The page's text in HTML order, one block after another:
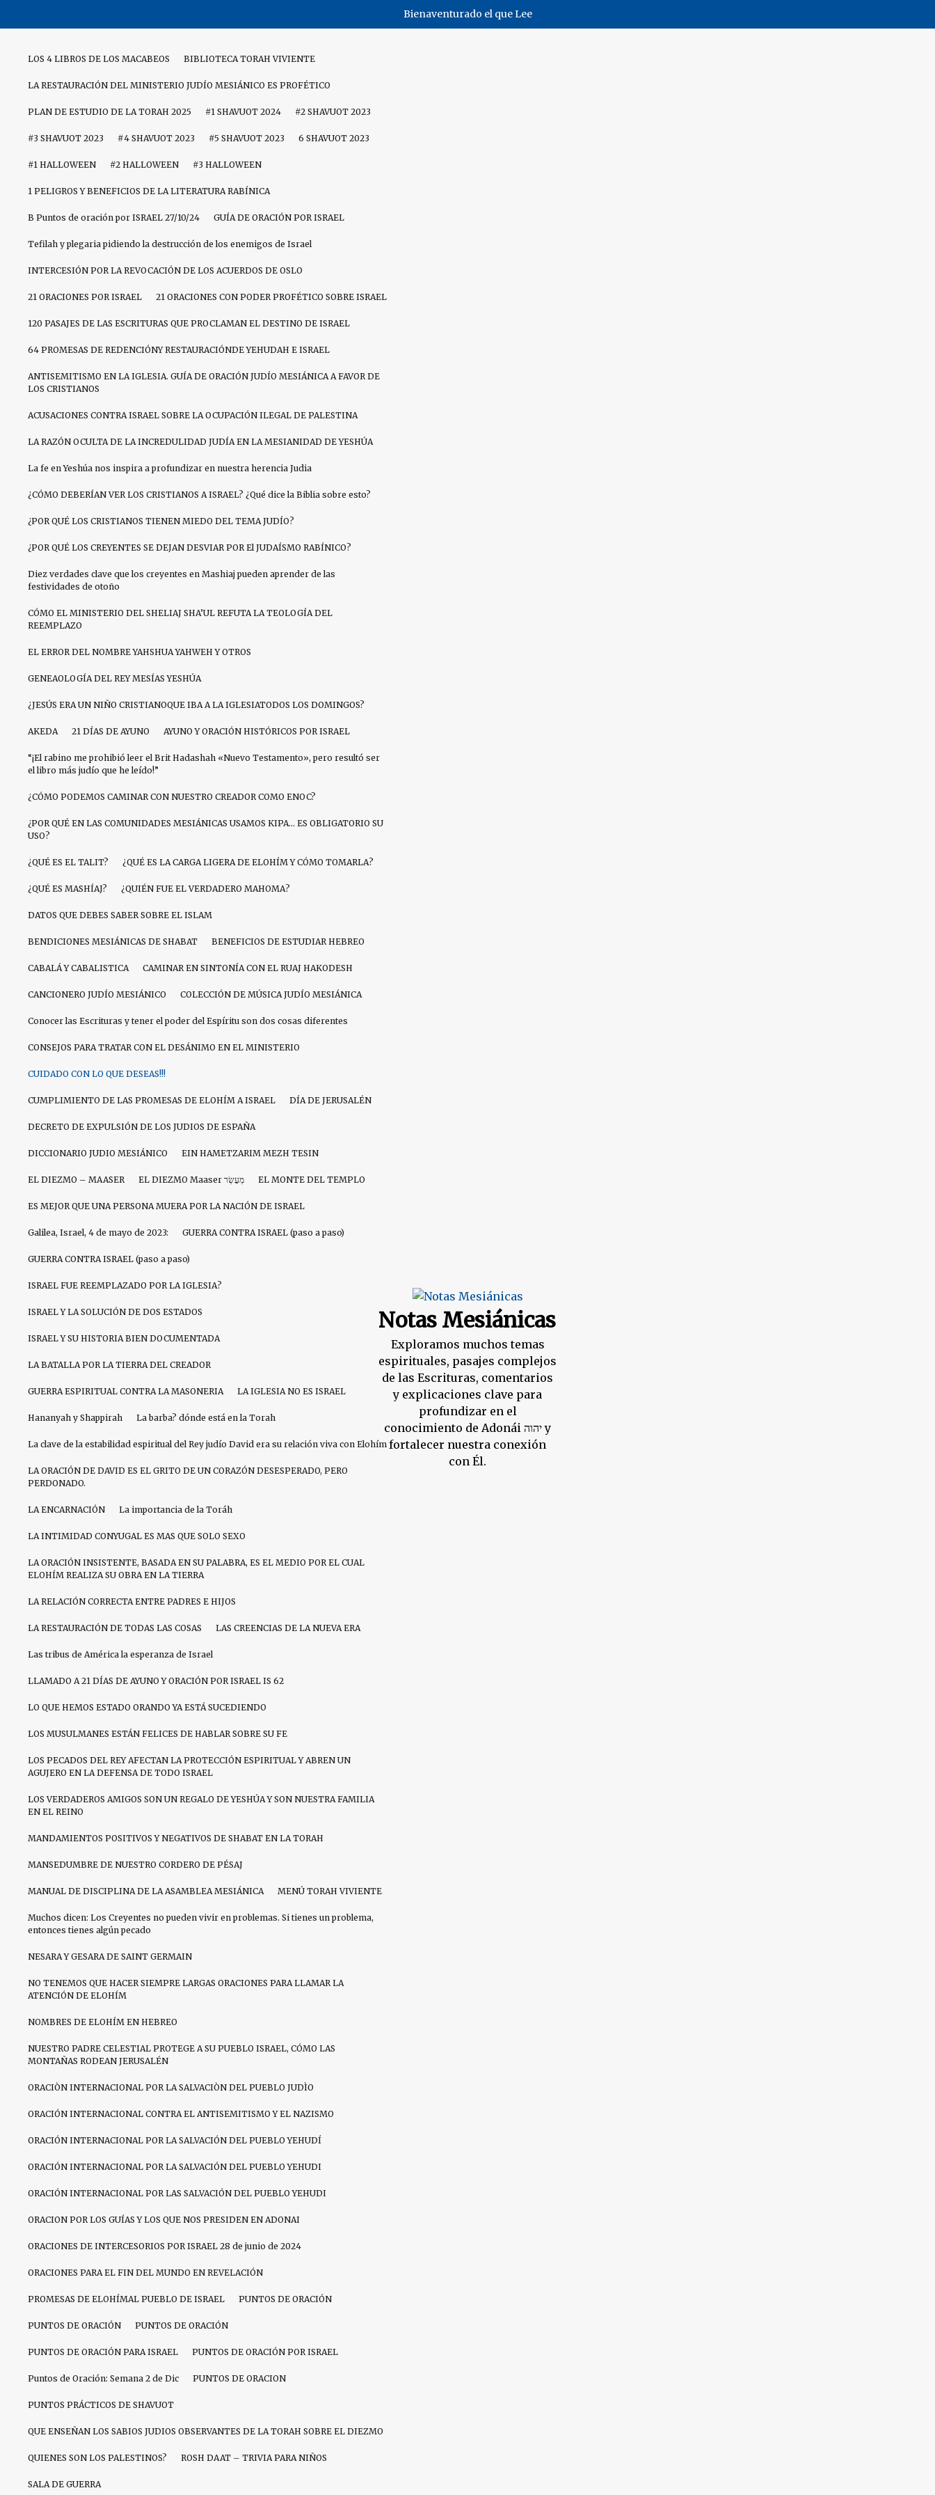
Bienaventurado el que Lee
LOS 4 LIBROS DE LOS MACABEOS BIBLIOTECA TORAH VIVIENTE
LA RESTAURACIÓN DEL MINISTERIO JUDÍO MESIÁNICO ES PROFÉTICO
PLAN DE ESTUDIO DE LA TORAH 2025 #1 SHAVUOT 2024 #2 SHAVUOT 2023
#3 SHAVUOT 2023 #4 SHAVUOT 2023 #5 SHAVUOT 2023 6 SHAVUOT 2023
#1 HALLOWEEN #2 HALLOWEEN #3 HALLOWEEN
1 PELIGROS Y BENEFICIOS DE LA LITERATURA RABÍNICA
B Puntos de oración por ISRAEL 27/10/24 GUÍA DE ORACIÓN POR ISRAEL
Tefilah y plegaria pidiendo la destrucción de los enemigos de Israel
INTERCESIÓN POR LA REVOCACIÓN DE LOS ACUERDOS DE OSLO
21 ORACIONES POR ISRAEL 21 ORACIONES CON PODER PROFÉTICO SOBRE ISRAEL
120 PASAJES DE LAS ESCRITURAS QUE PROCLAMAN EL DESTINO DE ISRAEL
64 PROMESAS DE REDENCIÓNY RESTAURACIÓNDE YEHUDAH E ISRAEL
ANTISEMITISMO EN LA IGLESIA. GUÍA DE ORACIÓN JUDÍO MESIÁNICA A FAVOR DE
LOS CRISTIANOS
ACUSACIONES CONTRA ISRAEL SOBRE LA OCUPACIÓN ILEGAL DE PALESTINA
LA RAZÓN OCULTA DE LA INCREDULIDAD JUDÍA EN LA MESIANIDAD DE YESHÚA
La fe en Yeshúa nos inspira a profundizar en nuestra herencia Judia
¿CÓMO DEBERÍAN VER LOS CRISTIANOS A ISRAEL? ¿Qué dice la Biblia sobre esto?
¿POR QUÉ LOS CRISTIANOS TIENEN MIEDO DEL TEMA JUDÍO?
¿POR QUÉ LOS CREYENTES SE DEJAN DESVIAR POR El JUDAÍSMO RABÍNICO?
Diez verdades clave que los creyentes en Mashiaj pueden aprender de las
festividades de otoño
CÓMO EL MINISTERIO DEL SHELIAJ SHA’UL REFUTA LA TEOLOGÍA DEL
REEMPLAZO
EL ERROR DEL NOMBRE YAHSHUA YAHWEH Y OTROS
GENEAOLOGÍA DEL REY MESÍAS YESHÚA
¿JESÚS ERA UN NIÑO CRISTIANOQUE IBA A LA IGLESIATODOS LOS DOMINGOS?
AKEDA 21 DÍAS DE AYUNO AYUNO Y ORACIÓN HISTÓRICOS POR ISRAEL
“¡El rabino me prohibió leer el Brit Hadashah «Nuevo Testamento», pero resultó ser
el libro más judío que he leído!”
¿CÓMO PODEMOS CAMINAR CON NUESTRO CREADOR COMO ENOC?
¿POR QUÉ EN LAS COMUNIDADES MESIÁNICAS USAMOS KIPA… ES OBLIGATORIO SU
USO?
¿QUÉ ES EL TALIT? ¿QUÉ ES LA CARGA LIGERA DE ELOHÍM Y CÓMO TOMARLA?
¿QUÉ ES MASHÍAJ? ¿QUIÉN FUE EL VERDADERO MAHOMA?
DATOS QUE DEBES SABER SOBRE EL ISLAM
BENDICIONES MESIÁNICAS DE SHABAT BENEFICIOS DE ESTUDIAR HEBREO
CABALÁ Y CABALISTICA CAMINAR EN SINTONÍA CON EL RUAJ HAKODESH
CANCIONERO JUDÍO MESIÁNICO COLECCIÓN DE MÚSICA JUDÍO MESIÁNICA
Conocer las Escrituras y tener el poder del Espíritu son dos cosas diferentes
CONSEJOS PARA TRATAR CON EL DESÁNIMO EN EL MINISTERIO
CUIDADO CON LO QUE DESEAS!!!
CUMPLIMIENTO DE LAS PROMESAS DE ELOHÍM A ISRAEL DÍA DE JERUSALÉN
DECRETO DE EXPULSIÓN DE LOS JUDIOS DE ESPAÑA
DICCIONARIO JUDIO MESIÁNICO EIN HAMETZARIM MEZH TESIN
EL DIEZMO – MAASER EL DIEZMO Maaser מַעֲשֵׂר EL MONTE DEL TEMPLO
ES MEJOR QUE UNA PERSONA MUERA POR LA NACIÓN DE ISRAEL
Galilea, Israel, 4 de mayo de 2023: GUERRA CONTRA ISRAEL (paso a paso)
GUERRA CONTRA ISRAEL (paso a paso)
ISRAEL FUE REEMPLAZADO POR LA IGLESIA?
ISRAEL Y LA SOLUCIÓN DE DOS ESTADOS
ISRAEL Y SU HISTORIA BIEN DOCUMENTADA
LA BATALLA POR LA TIERRA DEL CREADOR
GUERRA ESPIRITUAL CONTRA LA MASONERIA LA IGLESIA NO ES ISRAEL
Hananyah y Shappirah La barba? dónde está en la Torah
La clave de la estabilidad espiritual del Rey judío David era su relación viva con Elohím
LA ORACIÓN DE DAVID ES EL GRITO DE UN CORAZÓN DESESPERADO, PERO
PERDONADO.
LA ENCARNACIÓN La importancia de la Toráh
LA INTIMIDAD CONYUGAL ES MAS QUE SOLO SEXO
LA ORACIÓN INSISTENTE, BASADA EN SU PALABRA, ES EL MEDIO POR EL CUAL
ELOHÍM REALIZA SU OBRA EN LA TIERRA
LA RELACIÓN CORRECTA ENTRE PADRES E HIJOS
LA RESTAURACIÓN DE TODAS LAS COSAS LAS CREENCIAS DE LA NUEVA ERA
Las tribus de América la esperanza de Israel
LLAMADO A 21 DÍAS DE AYUNO Y ORACIÓN POR ISRAEL IS 62
LO QUE HEMOS ESTADO ORANDO YA ESTÁ SUCEDIENDO
LOS MUSULMANES ESTÁN FELICES DE HABLAR SOBRE SU FE
LOS PECADOS DEL REY AFECTAN LA PROTECCIÓN ESPIRITUAL Y ABREN UN
AGUJERO EN LA DEFENSA DE TODO ISRAEL
LOS VERDADEROS AMIGOS SON UN REGALO DE YESHÚA Y SON NUESTRA FAMILIA
EN EL REINO
MANDAMIENTOS POSITIVOS Y NEGATIVOS DE SHABAT EN LA TORAH
MANSEDUMBRE DE NUESTRO CORDERO DE PÉSAJ
MANUAL DE DISCIPLINA DE LA ASAMBLEA MESIÁNICA MENÚ TORAH VIVIENTE
Muchos dicen: Los Creyentes no pueden vivir en problemas. Si tienes un problema,
entonces tienes algún pecado
NESARA Y GESARA DE SAINT GERMAIN
NO TENEMOS QUE HACER SIEMPRE LARGAS ORACIONES PARA LLAMAR LA
ATENCIÓN DE ELOHÍM
NOMBRES DE ELOHÍM EN HEBREO
NUESTRO PADRE CELESTIAL PROTEGE A SU PUEBLO ISRAEL, CÓMO LAS
MONTAÑAS RODEAN JERUSALÉN
ORACIÒN INTERNACIONAL POR LA SALVACIÒN DEL PUEBLO JUDÌO
ORACIÓN INTERNACIONAL CONTRA EL ANTISEMITISMO Y EL NAZISMO
ORACIÓN INTERNACIONAL POR LA SALVACIÓN DEL PUEBLO YEHUDÍ
ORACIÓN INTERNACIONAL POR LA SALVACIÓN DEL PUEBLO YEHUDI
ORACIÓN INTERNACIONAL POR LAS SALVACIÓN DEL PUEBLO YEHUDI
ORACION POR LOS GUÍAS Y LOS QUE NOS PRESIDEN EN ADONAI
ORACIONES DE INTERCESORIOS POR ISRAEL 28 de junio de 2024
ORACIONES PARA EL FIN DEL MUNDO EN REVELACIÓN
PROMESAS DE ELOHÍMAL PUEBLO DE ISRAEL PUNTOS DE ORACIÓN
PUNTOS DE ORACIÓN PUNTOS DE ORACIÓN
PUNTOS DE ORACIÓN PARA ISRAEL PUNTOS DE ORACIÓN POR ISRAEL
Puntos de Oración: Semana 2 de Dic PUNTOS DE ORACION
PUNTOS PRÁCTICOS DE SHAVUOT
QUE ENSEÑAN LOS SABIOS JUDIOS OBSERVANTES DE LA TORAH SOBRE EL DIEZMO
QUIENES SON LOS PALESTINOS? ROSH DAAT – TRIVIA PARA NIÑOS
SALA DE GUERRA
Notas Mesiánicas
Exploramos muchos temas
espirituales, pasajes complejos
de las Escrituras, comentarios
y explicaciones clave para
profundizar en el
conocimiento de Adonái יהוה y
fortalecer nuestra conexión
con Él.